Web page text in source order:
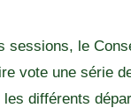
sessions, le
vote une série
différents